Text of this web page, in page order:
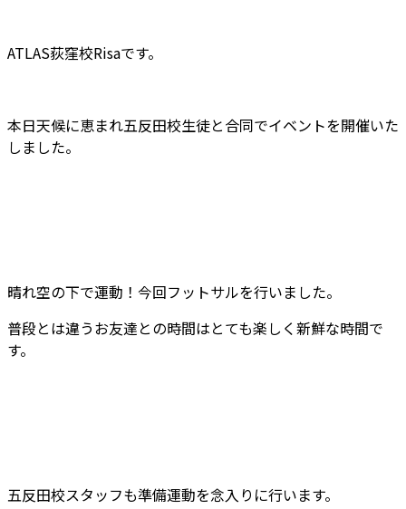
ATLAS荻窪校Risaです。
本日天候に恵まれ五反田校生徒と合同でイベントを開催いた
しました。
晴れ空の下で運動！今回フットサルを行いました。
普段とは違うお友達との時間はとても楽しく新鮮な時間で
す。
五反田校スタッフも準備運動を念入りに行います。